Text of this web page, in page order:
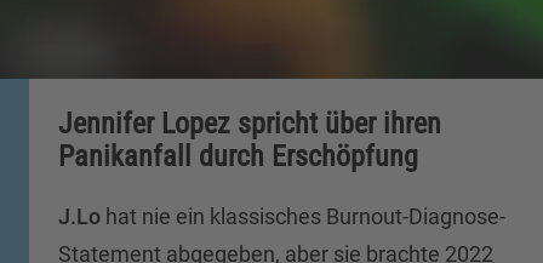
Jennifer Lopez spricht über ihren
Panikanfall durch Erschöpfung
J.Lo hat nie ein klassisches Burnout-Diagnose-
Statement abgegeben, aber sie brachte 2022